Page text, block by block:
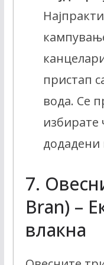
пристап
вода. Се
избирате
додадени
7.
Bran) –
влакна